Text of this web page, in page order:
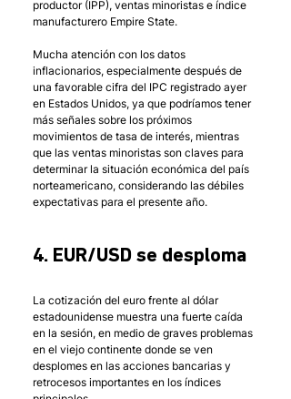
productor (IPP), ventas minoristas e índice
manufacturero Empire State.
Mucha atención con los datos
inflacionarios, especialmente después de
una favorable cifra del IPC registrado ayer
en Estados Unidos, ya que podríamos tener
más señales sobre los próximos
movimientos de tasa de interés, mientras
que las ventas minoristas son claves para
determinar la situación económica del país
norteamericano, considerando las débiles
expectativas para el presente año.
4. EUR/USD se desploma
La cotización del euro frente al dólar
estadounidense muestra una fuerte caída
en la sesión, en medio de graves problemas
en el viejo continente donde se ven
desplomes en las acciones bancarias y
retrocesos importantes en los índices